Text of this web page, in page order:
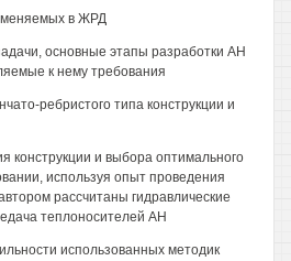
в ЖРД
основные этапы разработки АН
к нему требования
ребристого типа конструкции и
конструкции и выбора оптимального
используя опыт проведения
рассчитаны гидравлические
теплоносителей АН
использованных методик